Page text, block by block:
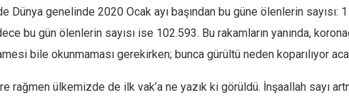
Dünya genelinde 2020 Ocak ayı başından bu güne ölenlerin sayısı:
bu gün ölenlerin sayısı ise 102.593. Bu rakamların yanında,
bile okunmaması gerekirken; bunca gürültü neden koparılıyor
rağmen ülkemizde de ilk vak’a ne yazık ki görüldü. İnşaallah sayı